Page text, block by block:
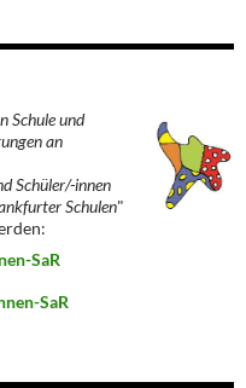
Schule und
an
Schüler/-innen
Schulen"
SaR
SaR